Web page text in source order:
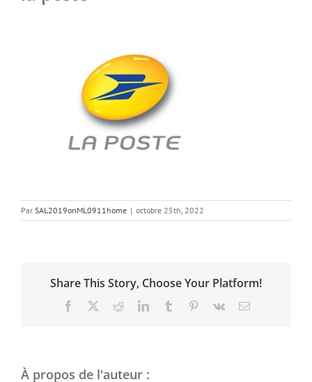
Par SAL2019onML0911home | octobre 25th, 2022
Share This Story, Choose Your Platform!
Facebook RedditLinkedInTumblr Pinterest
Vk Email
À propos de l'auteur :